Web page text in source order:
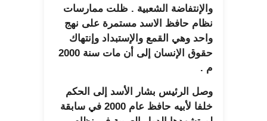
والإنتفاضة الشعبية . ظلت ممارسات
نظام حافظ الاسد مستمرة على نهج
واحد وهي القمع والإستبداد وإنتهاك
حقوق الإنسان إلى أن مات سنة 2000
م .
وصل الرئيس بشار الأسد إلى الحكم
خلفا لأبيه حافظ عام 2000 في سابقة